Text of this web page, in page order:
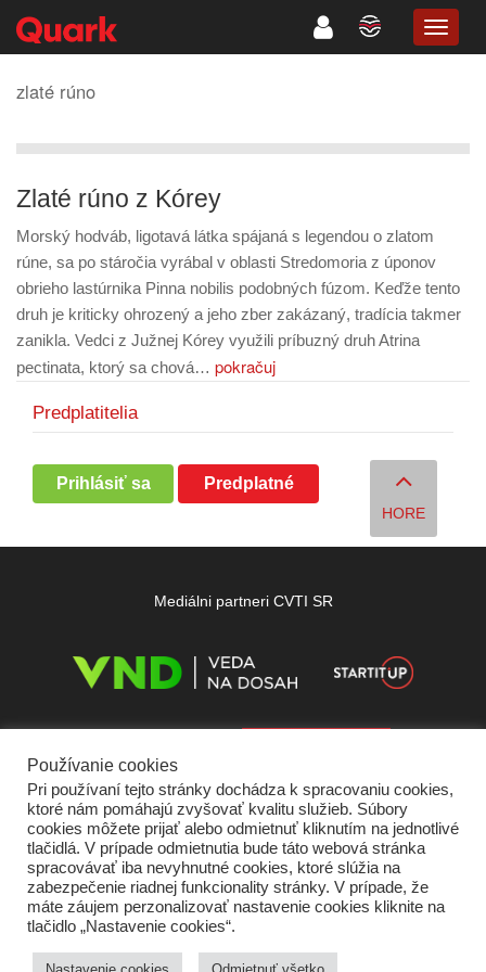
zlaté rúno
Zlaté rúno z Kórey
Morský hodváb, ligotavá látka spájaná s legendou o zlatom
rúne, sa po stáročia vyrábal v oblasti Stredomoria z úponov
obrieho lastúrnika Pinna nobilis podobných fúzom. Keďže tento
druh je kriticky ohrozený a jeho zber zakázaný, tradícia takmer
zanikla. Vedci z Južnej Kórey využili príbuzný druh Atrina
pectinata, ktorý sa chová… pokračuj
Predplatitelia
Prihlásiť sa Predplatné
HORE
Mediálni partneri CVTI SR
Domov O nás Kontakt Vydavateľ
Podmienky používania
Ochrana súkromia Štatút súťaží
Používanie cookies
Pri používaní tejto stránky dochádza k spracovaniu cookies,
ktoré nám pomáhajú zvyšovať kvalitu služieb. Súbory
cookies môžete prijať alebo odmietnuť kliknutím na jednotlivé
tlačidlá. V prípade odmietnutia bude táto webová stránka
spracovávať iba nevyhnutné cookies, ktoré slúžia na
zabezpečenie riadnej funkcionality stránky. V prípade, že
máte záujem perzonalizovať nastavenie cookies kliknite na
tlačidlo „Nastavenie cookies“.